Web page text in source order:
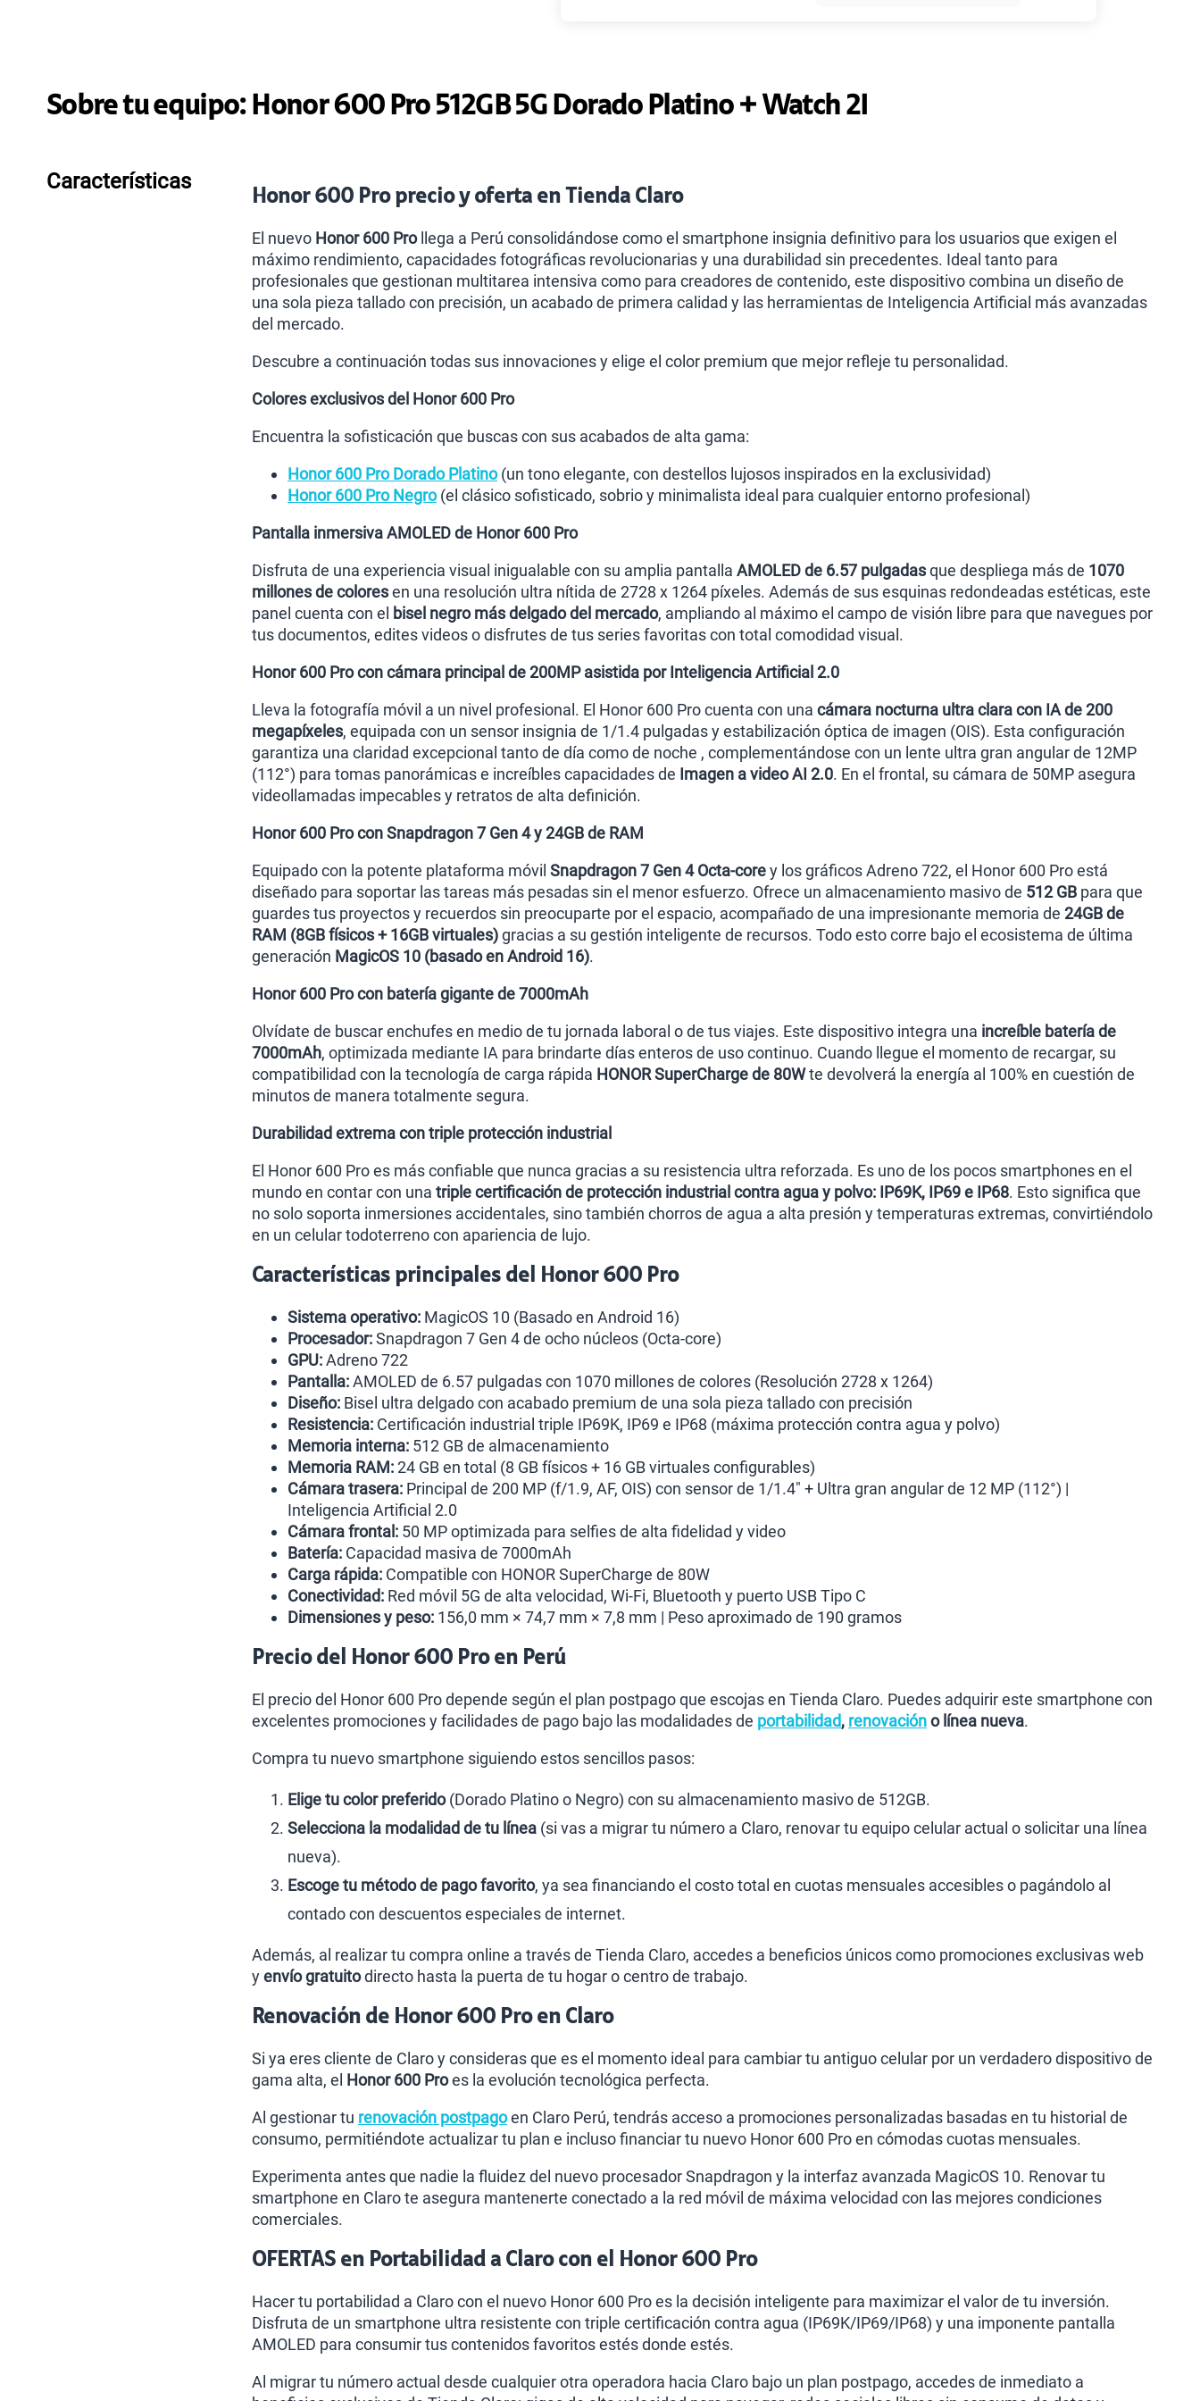
Paga solo
Paga solo
Ver menos planes
Sobre tu equipo: Honor600 Pro 512GB 5G Dorado Platino + Watch 2I
Características
Honor 600 Pro precio y oferta en Tienda Claro
El nuevo Honor 600 Prollega a Perú consolidándose como el smartphone insignia definitivo para los usuarios que exigen el
máximo rendimiento, capacidades fotográficas revolucionarias y una durabilidad sin precedentes. Ideal tanto para
profesionales que gestionan multitarea intensiva como para creadores de contenido, este dispositivo combina un diseño de
una sola pieza tallado con precisión, un acabado de primera calidad y las herramientas de Inteligencia Artificial más avanzadas
del mercado.
Descubre a continuación todas sus innovaciones y elige el color premium que mejor refleje tu personalidad.
Colores exclusivos del Honor 600 Pro
Encuentra la sofisticación que buscas con sus acabados de alta gama:
Honor 600 Pro Dorado Platino(un tono elegante, con destellos lujosos inspirados en la exclusividad)
Honor 600 Pro Negro(el clásico sofisticado, sobrio y minimalista ideal para cualquier entorno profesional)
Pantalla inmersiva AMOLED de Honor 600 Pro
Disfruta de una experiencia visual inigualable con su amplia pantalla AMOLED de 6.57 pulgadasque despliega más de 1070
millones de coloresen una resolución ultra nítida de 2728 x 1264 píxeles. Además de sus esquinas redondeadas estéticas, este
panel cuenta con el bisel negro más delgado del mercado, ampliando al máximo el campo de visión libre para que navegues por
tus documentos, edites videos o disfrutes de tus series favoritas con total comodidad visual.
Honor 600 Pro con cámara principal de 200MP asistida por Inteligencia Artificial 2.0
Lleva la fotografía móvil a un nivel profesional. El Honor 600 Pro cuenta con una cámara nocturna ultra clara con IA de 200
megapíxeles, equipada con un sensor insignia de 1/1.4 pulgadas y estabilización óptica de imagen (OIS). Esta configuración
garantiza una claridad excepcional tanto de día como de noche , complementándose con un lente ultra gran angular de 12MP
(112°) para tomas panorámicas e increíbles capacidades de Imagen a video AI 2.0. En el frontal, su cámara de 50MP asegura
videollamadas impecables y retratos de alta definición.
Honor 600 Pro con Snapdragon 7 Gen 4 y 24GB de RAM
Equipado con la potente plataforma móvil Snapdragon 7 Gen 4 Octa-corey los gráficos Adreno 722, el Honor 600 Pro está
diseñado para soportar las tareas más pesadas sin el menor esfuerzo. Ofrece un almacenamiento masivo de 512 GB para que
guardes tus proyectos y recuerdos sin preocuparte por el espacio, acompañado de una impresionante memoria de 24GB de
RAM (8GB físicos + 16GB virtuales)gracias a su gestión inteligente de recursos. Todo esto corre bajo el ecosistema de última
generación MagicOS 10 (basado en Android 16).
Honor 600 Pro con batería gigante de 7000mAh
Olvídate de buscar enchufes en medio de tu jornada laboral o de tus viajes. Este dispositivo integra una increíble batería de
7000mAh, optimizada mediante IA para brindarte días enteros de uso continuo. Cuando llegue el momento de recargar, su
compatibilidad con la tecnología de carga rápida HONOR SuperCharge de 80Wte devolverá la energía al 100% en cuestión de
minutos de manera totalmente segura.
Durabilidad extrema con triple protección industrial
El Honor 600 Pro es más confiable que nunca gracias a su resistencia ultra reforzada. Es uno de los pocos smartphones en el
mundo en contar con una triple certificación de protección industrial contra agua y polvo: IP69K, IP69 e IP68. Esto significa que
no solo soporta inmersiones accidentales, sino también chorros de agua a alta presión y temperaturas extremas, convirtiéndolo
en un celular todoterreno con apariencia de lujo.
Características principales del Honor 600 Pro
Sistema operativo: MagicOS 10 (Basado en Android 16)
Procesador:Snapdragon 7 Gen 4 de ocho núcleos (Octa-core)
GPU:Adreno 722
Pantalla:AMOLED de 6.57 pulgadas con 1070 millones de colores (Resolución 2728 x 1264)
Diseño: Bisel ultra delgado con acabado premium de una sola pieza tallado con precisión
Resistencia: Certificación industrial triple IP69K, IP69 e IP68 (máxima protección contra agua y polvo)
Memoria interna: 512 GB de almacenamiento
Memoria RAM:24 GB en total (8 GB físicos + 16 GB virtuales configurables)
Cámara trasera: Principal de 200 MP (f/1.9, AF, OIS) con sensor de 1/1.4" + Ultra gran angular de 12 MP (112°) |
Inteligencia Artificial 2.0
Cámara frontal: 50 MP optimizada para selfies de alta fidelidad y video
Batería: Capacidad masiva de 7000mAh
Carga rápida: Compatible con HONOR SuperCharge de 80W
Conectividad: Red móvil 5G de alta velocidad, Wi-Fi, Bluetooth y puerto USB Tipo C
Dimensiones y peso: 156,0 mm × 74,7 mm × 7,8 mm | Peso aproximado de 190 gramos
Precio del Honor 600 Pro en Perú
El precio del Honor 600 Pro depende según el plan postpago que escojas en Tienda Claro. Puedes adquirir este smartphone con
excelentes promociones y facilidades de pago bajo las modalidades de portabilidad, renovacióno línea nueva.
Compra tu nuevo smartphone siguiendo estos sencillos pasos:
Elige tu color preferido(Dorado Platino o Negro) con su almacenamiento masivo de 512GB.
Selecciona la modalidad de tu línea (si vas a migrar tu número a Claro, renovar tu equipo celular actual o solicitar una línea
nueva).
Escoge tu método de pago favorito, ya sea financiando el costo total en cuotas mensuales accesibles o pagándolo al
contado con descuentos especiales de internet.
Además, al realizar tu compra online a través de Tienda Claro, accedes a beneficios únicos como promociones exclusivas web
yenvío gratuitodirecto hasta la puerta de tu hogar o centro de trabajo.
Renovación de Honor 600 Pro en Claro
Si ya eres cliente de Claro y consideras que es el momento ideal para cambiar tu antiguo celular por un verdadero dispositivo de
gama alta, el Honor 600 Proes la evolución tecnológica perfecta.
Al gestionar tu renovación postpagoen Claro Perú, tendrás acceso a promociones personalizadas basadas en tu historial de
consumo, permitiéndote actualizar tu plan e incluso financiar tu nuevo Honor 600 Pro en cómodas cuotas mensuales.
Experimenta antes que nadie la fluidez del nuevo procesador Snapdragon y la interfaz avanzada MagicOS 10. Renovar tu
smartphone en Claro te asegura mantenerte conectado a la red móvil de máxima velocidad con las mejores condiciones
comerciales.
OFERTAS en Portabilidad a Claro con el Honor 600 Pro
Hacer tu portabilidad a Claro con el nuevo Honor 600 Pro es la decisión inteligente para maximizar el valor de tu inversión.
Disfruta de un smartphone ultra resistente con triple certificación contra agua (IP69K/IP69/IP68) y una imponente pantalla
AMOLED para consumir tus contenidos favoritos estés donde estés.
Al migrar tu número actual desde cualquier otra operadora hacia Claro bajo un plan postpago, accedes de inmediato a